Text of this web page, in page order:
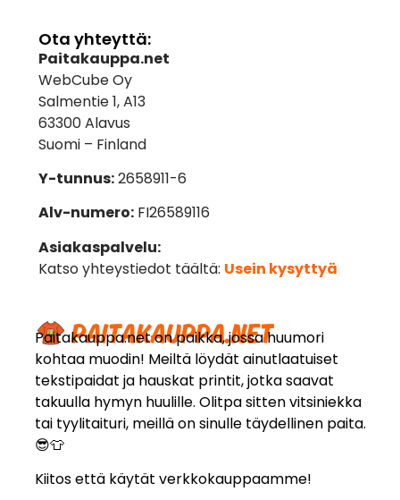
Paitakauppa.net on paikka, jossa huumori
kohtaa muodin! Meiltä löydät ainutlaatuiset
tekstipaidat ja hauskat printit, jotka saavat
takuulla hymyn huulille. Olitpa sitten vitsiniekka
tai tyylitaituri, meillä on sinulle täydellinen paita.
😎👕
Kiitos että käytät verkkokauppaamme!
Ota yhteyttä:
Paitakauppa.net
WebCube Oy
Salmentie 1, A13
63300 Alavus
Suomi – Finland
Y-tunnus:2658911-6
Alv-numero:FI26589116
Asiakaspalvelu:
Katso yhteystiedot täältä: Usein kysyttyä